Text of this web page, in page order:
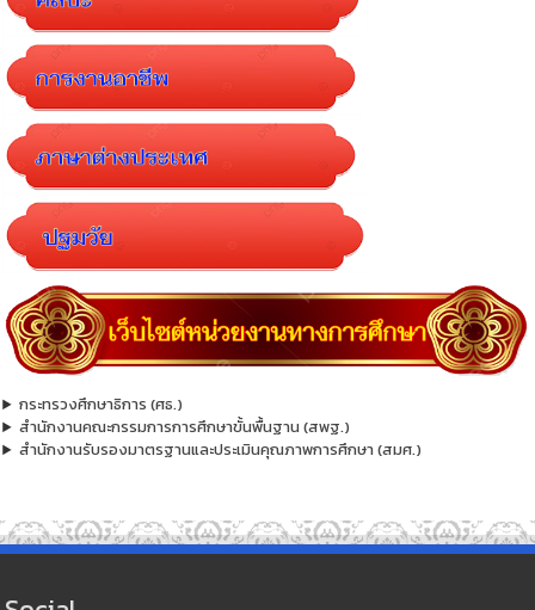
กระทรวงศึกษาธิการ (ศธ.)
สำนักงานคณะกรรมการการศึกษาขั้นพื้นฐาน (สพฐ.)
สำนักงานรับรองมาตรฐานและประเมินคุณภาพการศึกษา (สมศ.)